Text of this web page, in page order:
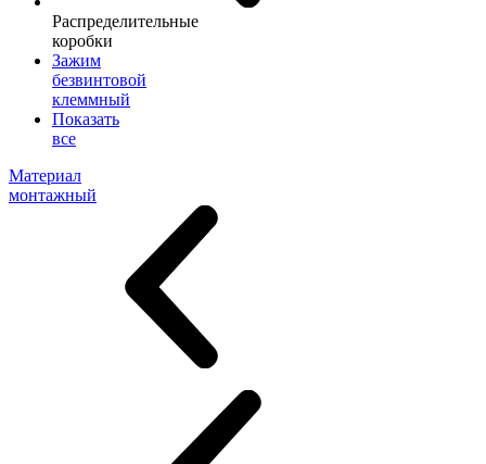
Распределительные
коробки
Зажим
безвинтовой
клеммный
Показать
все
Материал
монтажный